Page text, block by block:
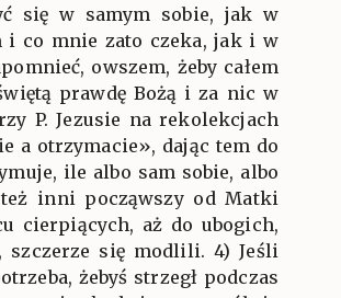
się w samym sobie, jak w
i co mnie zato czeka, jak i w
owszem, żeby całem
prawdę Bożą i za nic w
P. Jezusie na rekolekcjach
a otrzymacie», dając tem do
ile albo sam sobie, albo
inni począwszy od Matki
cierpiących, aż do ubogich,
się modlili. 4) Jeśli
żebyś strzegł podczas